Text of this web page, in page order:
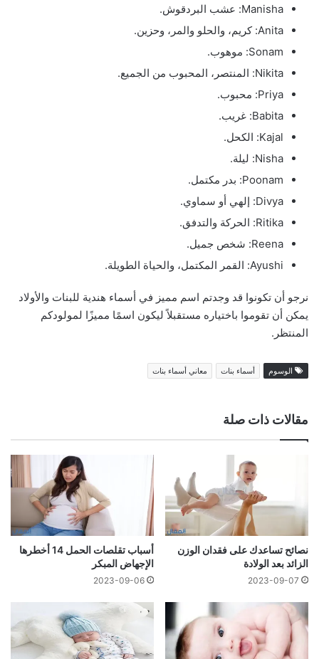
Manisha: عشب البردقوش.
Anita: كريم، والحلو والمر، وحزين.
Sonam: موهوب.
Nikita: المنتصر، المحبوب من الجميع.
Priya: محبوب.
Babita: غريب.
Kajal: الكحل.
Nisha: ليلة.
Poonam: بدر مكتمل.
Divya: إلهي أو سماوي.
Ritika: الحركة والتدفق.
Reena: شخص جميل.
Ayushi: القمر المكتمل، والحياة الطويلة.
نرجو أن تكونوا قد وجدتم اسم مميز في أسماء هندية للبنات والأولاد
يمكن أن تقوموا باختياره مستقبلاً ليكون اسمًا مميزًا لمولودكم
المنتظر.
الوسوم أسماء بنات معاني أسماء بنات
مقالات ذات صلة
نصائح تساعدك على فقدان الوزن
الزائد بعد الولادة
2023-09-07
أسباب تقلصات الحمل 14 أخطرها
الإجهاض المبكر
2023-09-06